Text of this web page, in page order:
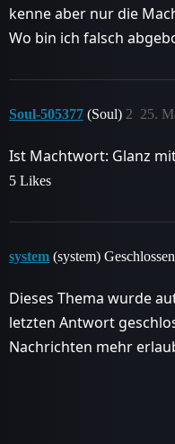
kenne aber nur die
Wo bin ich falsch
Soul-505377 (Soul) 25.
2
Ist Machtwort: Glanz
5 Likes
system (system)
Dieses Thema wurde
letzten Antwort
Nachrichten mehr